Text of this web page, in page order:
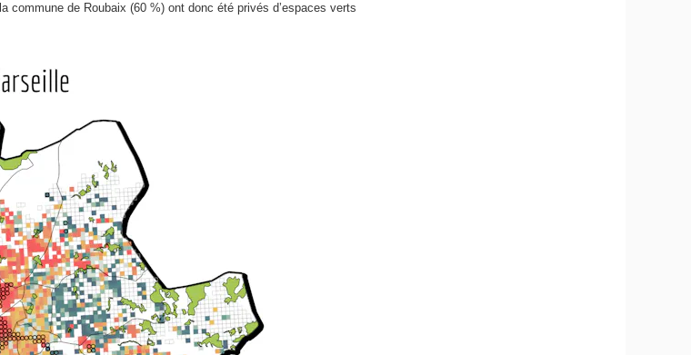
commune de Roubaix (60 %) ont donc été privés d’espaces verts